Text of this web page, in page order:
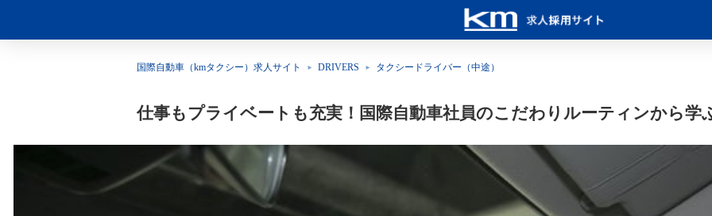
国際自動車（kmタクシー）求人サイト DRIVERS タクシードライバー（中途）
仕事もプライベートも充実！国際自動車社員のこだわりルーティンから学